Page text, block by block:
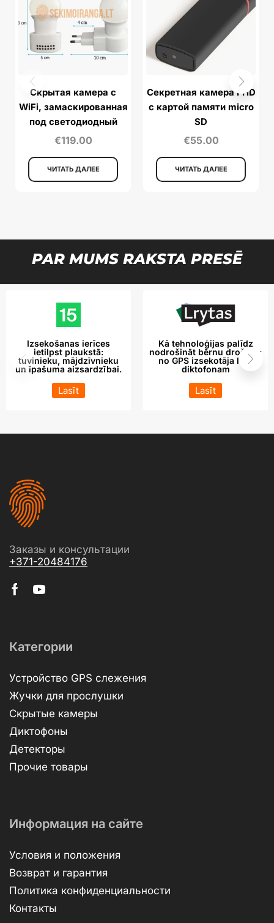
Скрытая камера с
WiFi, замаскированная
под светодиодный
ночник
€119.00
ЧИТАТЬ ДАЛЕЕ
Секретная камера FHD
с картой памяти micro
SD
€55.00
ЧИТАТЬ ДАЛЕЕ
PAR MUMS RAKSTA PRESĒ
Izsekošanas ierīces
ietilpst plaukstā:
tuvinieku, mājdzīvnieku
un īpašuma aizsardzībai.
Lasīt
Kā tehnoloģijas palīdz
nodrošināt bērnu drošību:
no GPS izsekotāja līdz
diktofonam
Lasīt
Заказы и консультации
+371-20484176
Категории
Устройство GPS слежения
Жучки для прослушки
Скрытые камеры
Диктофоны
Детекторы
Прочие товары
Информация на сайте
Условия и положения
Возврат и гарантия
Политика конфиденциальности
Контакты